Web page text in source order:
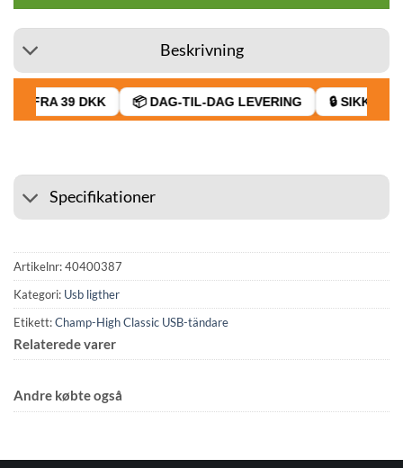
Beskrivning
FRA 39 DKK 📦 DAG-TIL-DAG LEVERING 🔒 SIKKER
Specifikationer
Artikelnr:40400387
Kategori: Usb ligther
Etikett:Champ-High Classic USB-tändare
Relaterede varer
Andre købte også